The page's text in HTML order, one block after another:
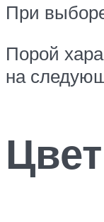
При
Порой
на